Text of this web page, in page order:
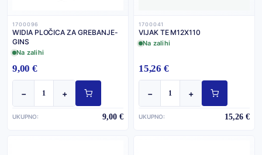
1700096
WIDIA PLOČICA ZA GREBANJE-
GINS
Na zalihi
9,00 €
− +
UKUPNO: 9,00 €
1700041
VIJAK TE M12X110
Na zalihi
15,26 €
− +
UKUPNO: 15,26 €